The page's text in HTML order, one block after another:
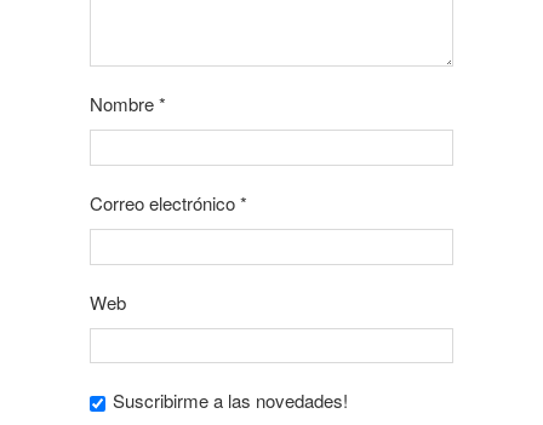
Nombre*
Correo electrónico*
Web
Suscribirme a las novedades!